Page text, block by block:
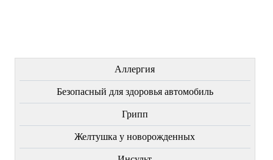
Аллергия
Безопасный для здоровья автомобиль
Грипп
Желтушка у новорожденных